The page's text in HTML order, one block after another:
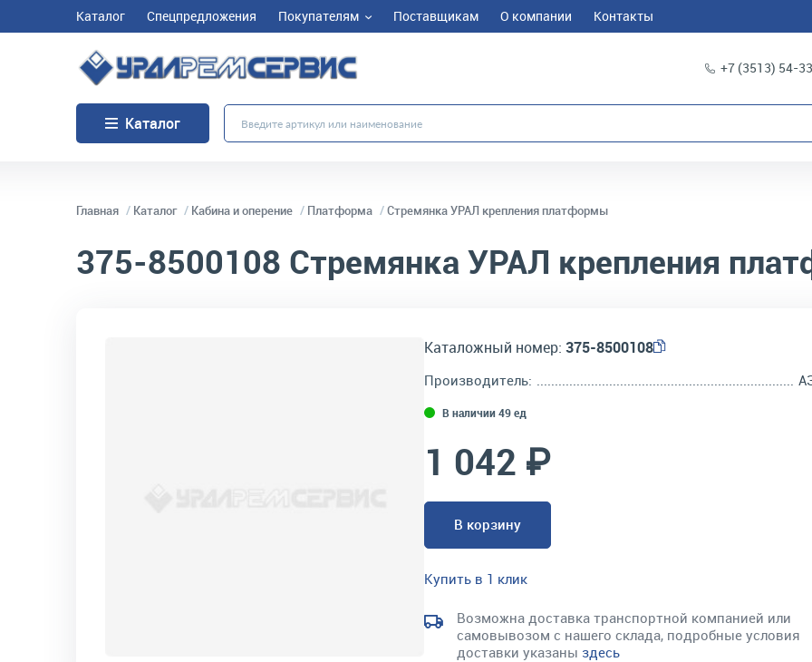
Каталог Спецпредложения Покупателям Поставщикам О компании Контакты
+7 (3513) 54-
Каталог
Главная Каталог Кабина и оперение Платформа Стремянка УРАЛ крепления платформы
375-8500108 Стремянка УРАЛ крепления
Каталожный номер: 375-8500108
Производитель:
В наличии 49 ед
1 042 ₽
В корзину
Купить в 1 клик
Возможна доставка транспортной компанией или
самовывозом с нашего склада, подробные условия
доставки указаны здесь